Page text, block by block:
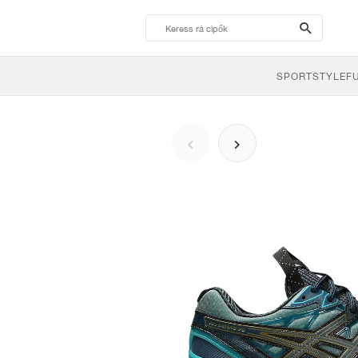
search-
btn
SPORTSTYLE